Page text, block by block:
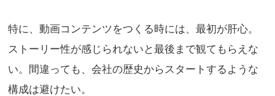
特に、動画コンテンツをつくる時には、最初が肝心。
ストーリー性が感じられないと最後まで観てもらえな
い。間違っても、会社の歴史からスタートするような
構成は避けたい。